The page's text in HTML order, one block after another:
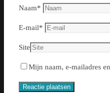
Naam*
E-mail*
Site
Mijn naam, e-mailadres